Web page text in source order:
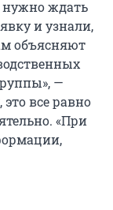
нужно ждать
и узнали,
объясняют
—
все равно
«При